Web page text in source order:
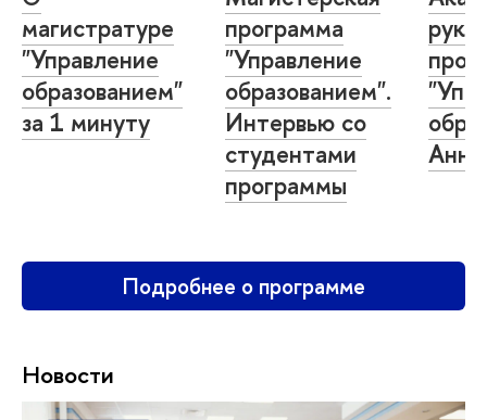
магистратуре
"Управление
образованием"
за 1 минуту
программа
"Управление
образованием".
Интервью со
студентами
программы
Подробнее о программе
Новости